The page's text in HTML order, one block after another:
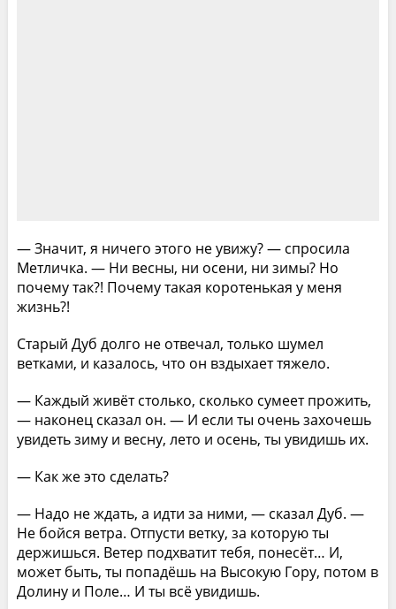
— Значит, я ничего этого не увижу? — спросила
Метличка. — Ни весны, ни осени, ни зимы? Но
почему так?! Почему такая коротенькая у меня
жизнь?!
Старый Дуб долго не отвечал, только шумел
ветками, и казалось, что он вздыхает тяжело.
— Каждый живёт столько, сколько сумеет прожить,
— наконец сказал он. — И если ты очень захочешь
увидеть зиму и весну, лето и осень, ты увидишь их.
— Как же это сделать?
— Надо не ждать, а идти за ними, — сказал Дуб. —
Не бойся ветра. Отпусти ветку, за которую ты
держишься. Ветер подхватит тебя, понесёт… И,
может быть, ты попадёшь на Высокую Гору, потом в
Долину и Поле… И ты всё увидишь.